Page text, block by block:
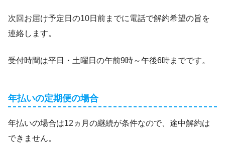
次回お届け予定日の10日前までに電話で解約希望の旨を
連絡します。
受付時間は平日・土曜日の午前9時～午後6時までです。
年払いの定期便の場合
年払いの場合は12ヵ月の継続が条件なので、途中解約は
できません。